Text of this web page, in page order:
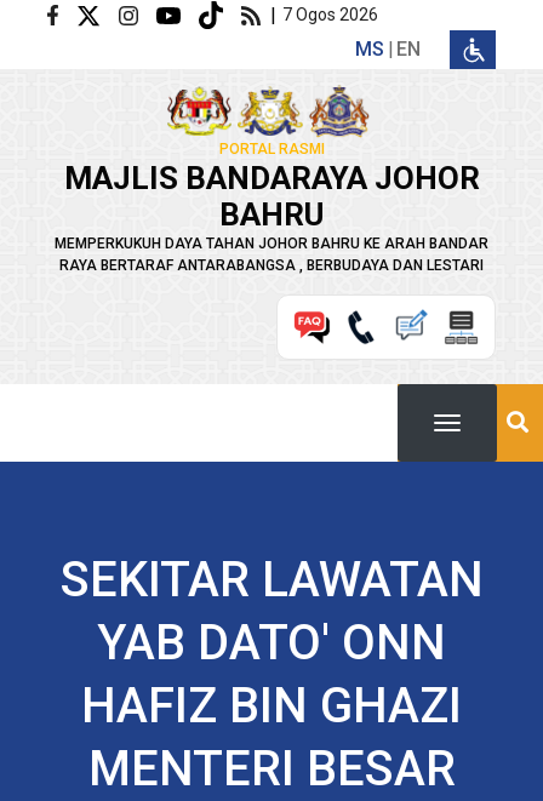
Langkau ke kandungan utama | 7 Ogos 2026
MS EN
PORTAL RASMI
MAJLIS BANDARAYA JOHOR
BAHRU
MEMPERKUKUH DAYA TAHAN JOHOR BAHRU KE ARAH BANDAR
RAYA BERTARAF ANTARABANGSA , BERBUDAYA DAN LESTARI
SEKITAR LAWATAN
YAB DATO' ONN
HAFIZ BIN GHAZI
MENTERI BESAR